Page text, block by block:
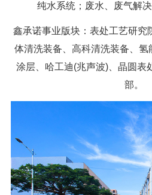
纯水系统；废水、废气解
鑫承诺事业版块：表处工艺研究
体清洗装备、高科清洗装备、
涂层、哈工迪(兆声波)、晶圆表
部。